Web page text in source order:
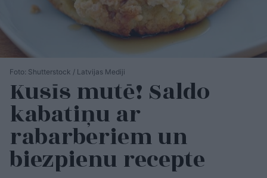
Foto: Shutterstock / Latvijas Mediji
Kusīs mutē! Saldo
kabatiņu ar
rabarberiem un
biezpienu recepte